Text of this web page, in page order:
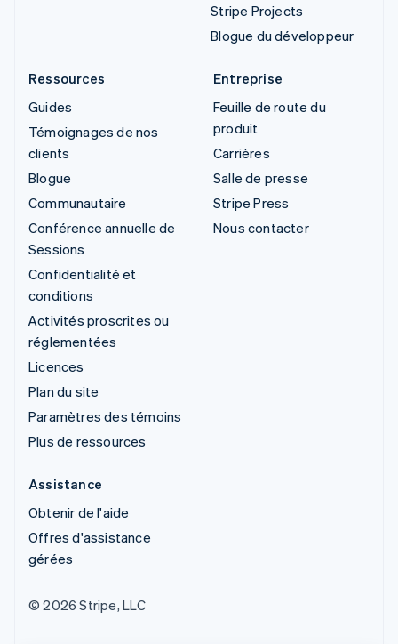
Stripe Projects
Blogue du développeur
Ressources
Guides
Témoignages de nos
clients
Blogue
Communautaire
Conférence annuelle de
Sessions
Confidentialité et
conditions
Activités proscrites ou
réglementées
Licences
Plan du site
Paramètres des témoins
Plus de ressources
Entreprise
Feuille de route du
produit
Carrières
Salle de presse
Stripe Press
Nous contacter
Assistance
Obtenir de l'aide
Offres d'assistance
gérées
© 2026 Stripe, LLC